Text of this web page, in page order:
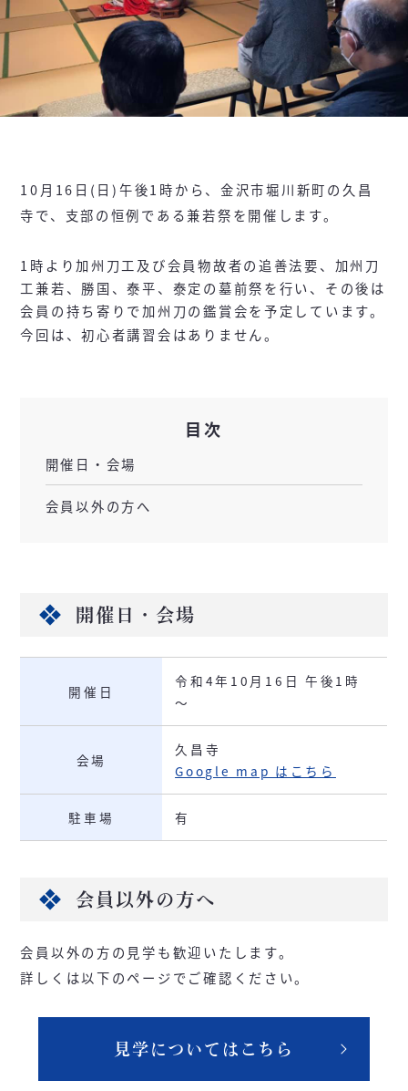
10月16日(日)午後1時から、金沢市堀川新町の久昌
寺で、支部の恒例である兼若祭を開催します。
1時より加州刀工及び会員物故者の追善法要、加州刀
工兼若、勝国、泰平、泰定の墓前祭を行い、その後は
会員の持ち寄りで加州刀の鑑賞会を予定しています。
今回は、初心者講習会はありません。
目次
開催日・会場
会員以外の方へ
開催日・会場
開催日
令和4年10月16日 午後1時
～
会場
久昌寺
Google map はこちら
駐車場 有
会員以外の方へ
会員以外の方の見学も歓迎いたします。
詳しくは以下のページでご確認ください。
見学についてはこちら